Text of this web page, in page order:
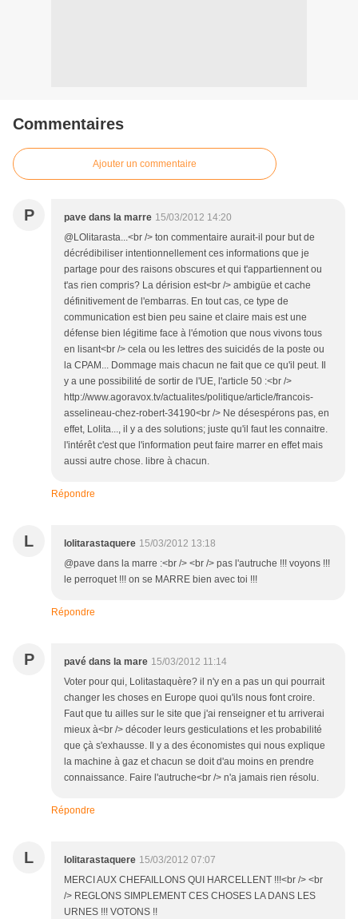
Commentaires
Ajouter un commentaire
P pave dans la marre 15/03/2012 14:20
@LOlitarasta...<br /> ton commentaire aurait-il pour but de
décrédibiliser intentionnellement ces informations que je
partage pour des raisons obscures et qui t'appartiennent ou
t'as rien compris? La dérision est<br /> ambigüe et cache
définitivement de l'embarras. En tout cas, ce type de
communication est bien peu saine et claire mais est une
défense bien légitime face à l'émotion que nous vivons tous
en lisant<br /> cela ou les lettres des suicidés de la poste ou
la CPAM... Dommage mais chacun ne fait que ce qu'il peut. Il
y a une possibilité de sortir de l'UE, l'article 50 :<br />
http://www.agoravox.tv/actualites/politique/article/francois-
asselineau-chez-robert-34190<br /> Ne désespérons pas, en
effet, Lolita..., il y a des solutions; juste qu'il faut les connaitre.
l'intérêt c'est que l'information peut faire marrer en effet mais
aussi autre chose. libre à chacun.
Répondre
L lolitarastaquere 15/03/2012 13:18
@pave dans la marre :<br /> <br /> pas l'autruche !!! voyons !!!
le perroquet !!! on se MARRE bien avec toi !!!
Répondre
P pavé dans la mare 15/03/2012 11:14
Voter pour qui, Lolitastaquère? il n'y en a pas un qui pourrait
changer les choses en Europe quoi qu'ils nous font croire.
Faut que tu ailles sur le site que j'ai renseigner et tu arriverai
mieux à<br /> décoder leurs gesticulations et les probabilité
que çà s'exhausse. Il y a des économistes qui nous explique
la machine à gaz et chacun se doit d'au moins en prendre
connaissance. Faire l'autruche<br /> n'a jamais rien résolu.
Répondre
L lolitarastaquere 15/03/2012 07:07
MERCI AUX CHEFAILLONS QUI HARCELLENT !!!<br /> <br
/> REGLONS SIMPLEMENT CES CHOSES LA DANS LES
URNES !!! VOTONS !!